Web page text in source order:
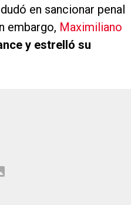
en sancionar penal
embargo, Maximiliano
y estrelló su